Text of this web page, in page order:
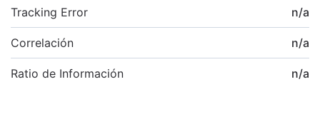
Tracking Error n/a
Correlación n/a
Ratio de Información n/a